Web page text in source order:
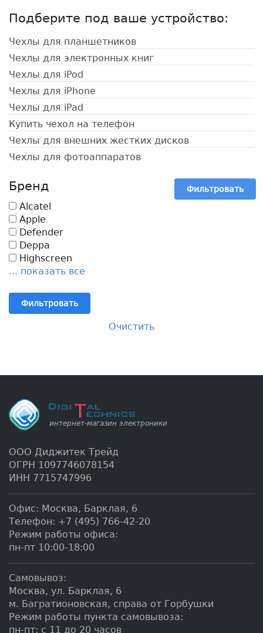
Подберите под ваше устройство:
Чехлы для планшетников
Чехлы для электронных книг
Чехлы для iPod
Чехлы для iPhone
Чехлы для iPad
Купить чехол на телефон
Чехлы для внешних жестких дисков
Чехлы для фотоаппаратов
Фильтровать
Бренд
Alcatel
Apple
Defender
Deppa
Highscreen
... показать все
Фильтровать
Очистить
ООО Диджитек Трейд
ОГРН 1097746078154
ИНН 7715747996
Офис: Москва, Барклая, 6
Телефон: +7 (495) 766-42-20
Режим работы офиса:
пн-пт 10:00-18:00
Самовывоз:
Москва, ул. Барклая, 6
м. Багратионовская, справа от Горбушки
Режим работы пункта самовывоза:
пн-пт: с 11 до 20 часов